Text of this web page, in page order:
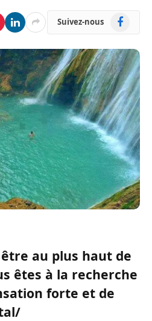
Suivez-nous Facebook
au plus haut de
êtes à la recherche
forte et de